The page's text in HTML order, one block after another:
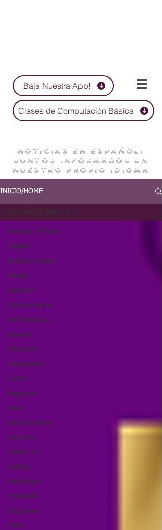
¡Baja Nuestra App!
Clases de Computación Básica
NOTICIAS EN ESPAÑOL:
JUNTOS INFORMADOS EN
NUESTRO PROPIO IDIOMA
INICIO/HOME
Noticias/ All News
English
Noticias Locales
Estatal
Nacional
Latinoamérica
Así Funciona...
Español
Educación
Inmigración
Crimen
Negocios
Salud
Arte & Cultura
Deportes
COVID-19
Política
Tecnología
Economía
Elecciones
Clima
Noticias/ All News